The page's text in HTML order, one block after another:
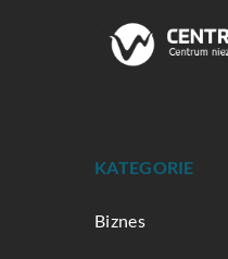
KATEGORIE
Biznes